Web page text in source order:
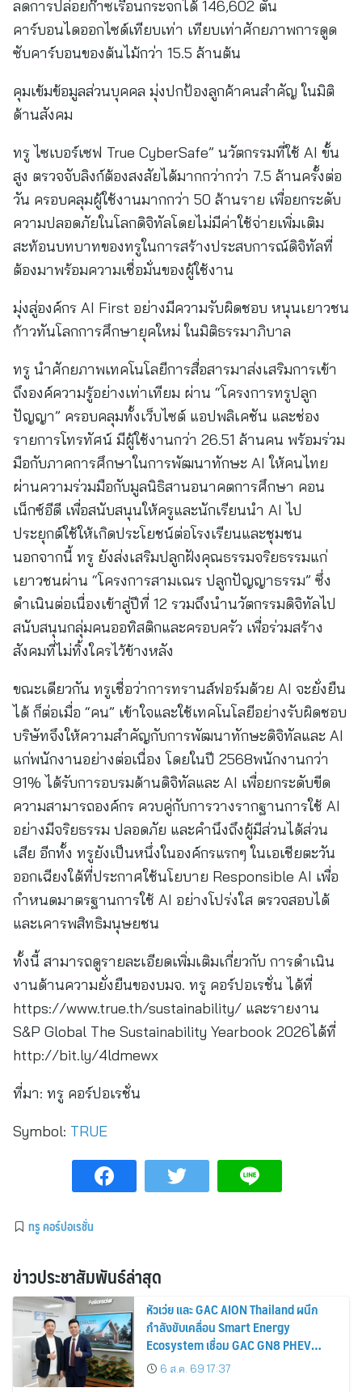
ลดการปล่อยก๊าซเรือนกระจกได้ 146,602 ตัน
คาร์บอนไดออกไซด์เทียบเท่า เทียบเท่าศักยภาพการดูด
ซับคาร์บอนของต้นไม้กว่า 15.5 ล้านต้น
คุมเข้มข้อมูลส่วนบุคคล มุ่งปกป้องลูกค้าคนสำคัญ ในมิติ
ด้านสังคม
ทรู ไซเบอร์เซฟ True CyberSafe” นวัตกรรมที่ใช้ AI ขั้น
สูง ตรวจจับลิงก์ต้องสงสัยได้มากกว่ากว่า 7.5 ล้านครั้งต่อ
วัน ครอบคลุมผู้ใช้งานมากกว่า 50 ล้านราย เพื่อยกระดับ
ความปลอดภัยในโลกดิจิทัลโดยไม่มีค่าใช้จ่ายเพิ่มเติม
สะท้อนบทบาทของทรูในการสร้างประสบการณ์ดิจิทัลที่
ต้องมาพร้อมความเชื่อมั่นของผู้ใช้งาน
มุ่งสู่องค์กร AI First อย่างมีความรับผิดชอบ หนุนเยาวชน
ก้าวทันโลกการศึกษายุคใหม่ ในมิติธรรมาภิบาล
ทรู นำศักยภาพเทคโนโลยีการสื่อสารมาส่งเสริมการเข้า
ถึงองค์ความรู้อย่างเท่าเทียม ผ่าน “โครงการทรูปลูก
ปัญญา” ครอบคลุมทั้งเว็บไซต์ แอปพลิเคชัน และช่อง
รายการโทรทัศน์ มีผู้ใช้งานกว่า 26.51 ล้านคน พร้อมร่วม
มือกับภาคการศึกษาในการพัฒนาทักษะ AI ให้คนไทย
ผ่านความร่วมมือกับมูลนิธิสานอนาคตการศึกษา คอน
เน็กซ์อีดี เพื่อสนับสนุนให้ครูและนักเรียนนำ AI ไป
ประยุกต์ใช้ให้เกิดประโยชน์ต่อโรงเรียนและชุมชน
นอกจากนี้ ทรู ยังส่งเสริมปลูกฝังคุณธรรมจริยธรรมแก่
เยาวชนผ่าน “โครงการสามเณร ปลูกปัญญาธรรม” ซึ่ง
ดำเนินต่อเนื่องเข้าสู่ปีที่ 12 รวมถึงนำนวัตกรรมดิจิทัลไป
สนับสนุนกลุ่มคนออทิสติกและครอบครัว เพื่อร่วมสร้าง
สังคมที่ไม่ทิ้งใครไว้ข้างหลัง
ขณะเดียวกัน ทรูเชื่อว่าการทรานส์ฟอร์มด้วย AI จะยั่งยืน
ได้ ก็ต่อเมื่อ “คน” เข้าใจและใช้เทคโนโลยีอย่างรับผิดชอบ
บริษัทจึงให้ความสำคัญกับการพัฒนาทักษะดิจิทัลและ AI
แก่พนักงานอย่างต่อเนื่อง โดยในปี 2568พนักงานกว่า
91% ได้รับการอบรมด้านดิจิทัลและ AI เพื่อยกระดับขีด
ความสามารถองค์กร ควบคู่กับการวางรากฐานการใช้ AI
อย่างมีจริยธรรม ปลอดภัย และคำนึงถึงผู้มีส่วนได้ส่วน
เสีย อีกทั้ง ทรูยังเป็นหนึ่งในองค์กรแรกๆ ในเอเชียตะวัน
ออกเฉียงใต้ที่ประกาศใช้นโยบาย Responsible AI เพื่อ
กำหนดมาตรฐานการใช้ AI อย่างโปร่งใส ตรวจสอบได้
และเคารพสิทธิมนุษยชน
ทั้งนี้ สามารถดูรายละเอียดเพิ่มเติมเกี่ยวกับ การดำเนิน
งานด้านความยั่งยืนของบมจ. ทรู คอร์ปอเรชั่น ได้ที่
https://www.true.th/sustainability/ และรายงาน
S&P Global The Sustainability Yearbook 2026ได้ที่
http://bit.ly/4ldmewx
ที่มา: ทรู คอร์ปอเรชั่น
Symbol: TRUE
ทรู คอร์ปอเรชั่น
ข่าวประชาสัมพันธ์ล่าสุด
หัวเว่ย และ GAC AION Thailand ผนึก
กำลังขับเคลื่อน Smart Energy
Ecosystem เชื่อม GAC GN8 PHEV
รถยนต์ MPV ระดับพรีเมียม เข้ากับ
พลังงานแสงอาทิตย์ภายในบ้าน
6 ส.ค. 69 17:37